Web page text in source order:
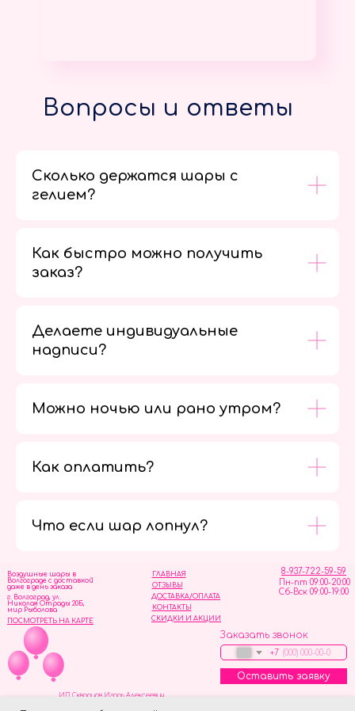
Вопросы и ответы
Сколько держатся шары с
гелием?
Как быстро можно получить
заказ?
Делаете индивидуальные
надписи?
Можно ночью или рано утром?
Как оплатить?
Что если шар лопнул?
ОТЗЫВЫ
ГЛАВНАЯ
ДОСТАВКА/ОПЛАТА
СКИДКИ И АКЦИИ
КОНТАКТЫ
8-937-722-59-59
Пн-пт 09:00-20:00
Сб-Вск 09:00-19:00
Воздушные шары в
Волгограде с доставкой
даже в день заказа
Заказать звонок
+7
Оставить заявку
г. Волгоград, ул.
Николая Отрады 20Б,
мир Рыболова
ПОСМОТРЕТЬ НА КАРТЕ
ИП Скворцов Игорь Алексеевич